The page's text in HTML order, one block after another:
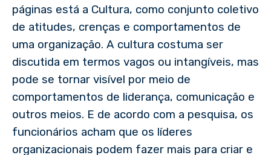
páginas está a Cultura, como conjunto coletivo
de atitudes, crenças e comportamentos de
uma organização. A cultura costuma ser
discutida em termos vagos ou intangíveis, mas
pode se tornar visível por meio de
comportamentos de liderança, comunicação e
outros meios. E de acordo com a pesquisa, os
funcionários acham que os líderes
organizacionais podem fazer mais para criar e